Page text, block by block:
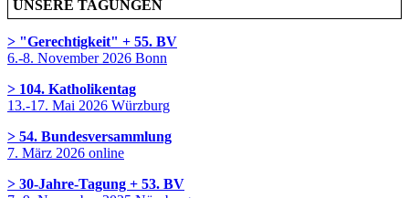
UNSERE TAGUNGEN
> "Gerechtigkeit" + 55. BV
6.-8. November 2026 Bonn
> 104. Katholikentag
13.-17. Mai 2026 Würzburg
> 54. Bundesversammlung
7. März 2026 online
> 30-Jahre-Tagung + 53. BV